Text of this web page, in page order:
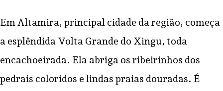
Em Altamira, principal cidade da região, começa
a esplêndida Volta Grande do Xingu, toda
encachoeirada. Ela abriga os ribeirinhos dos
pedrais coloridos e lindas praias douradas. É